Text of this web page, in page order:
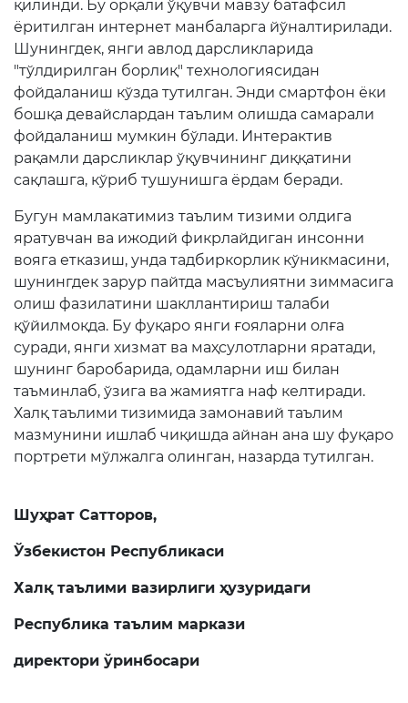
қилинди. Бу орқали ўқувчи мавзу батафсил
ёритилган интернет манбаларга йўналтирилади.
Шунингдек, янги авлод дарсликларида
"тўлдирилган борлиқ" технологиясидан
фойдаланиш кўзда тутилган. Энди смартфон ёки
бошқа девайслардан таълим олишда самарали
фойдаланиш мумкин бўлади. Интерактив
рақамли дарсликлар ўқувчининг диққатини
сақлашга, кўриб тушунишга ёрдам беради.
Бугун мамлакатимиз таълим тизими олдига
яратувчан ва ижодий фикрлайдиган инсонни
вояга етказиш, унда тадбиркорлик кўникмасини,
шунингдек зарур пайтда масъулиятни зиммасига
олиш фазилатини шакллантириш талаби
қўйилмоқда. Бу фуқаро янги ғояларни олға
суради, янги хизмат ва маҳсулотларни яратади,
шунинг баробарида, одамларни иш билан
таъминлаб, ўзига ва жамиятга наф келтиради.
Халқ таълими тизимида замонавий таълим
мазмунини ишлаб чиқишда айнан ана шу фуқаро
портрети мўлжалга олинган, назарда тутилган.
Шуҳрат Сатторов,
Ўзбекистон Республикаси
Халқ таълими вазирлиги ҳузуридаги
Республика таълим маркази
директори ўринбосари